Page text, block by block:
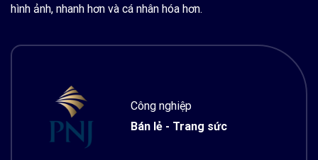
hình ảnh, nhanh hơn và cá nhân hóa hơn.
Công nghiệp
Bán lẻ - Trang sức